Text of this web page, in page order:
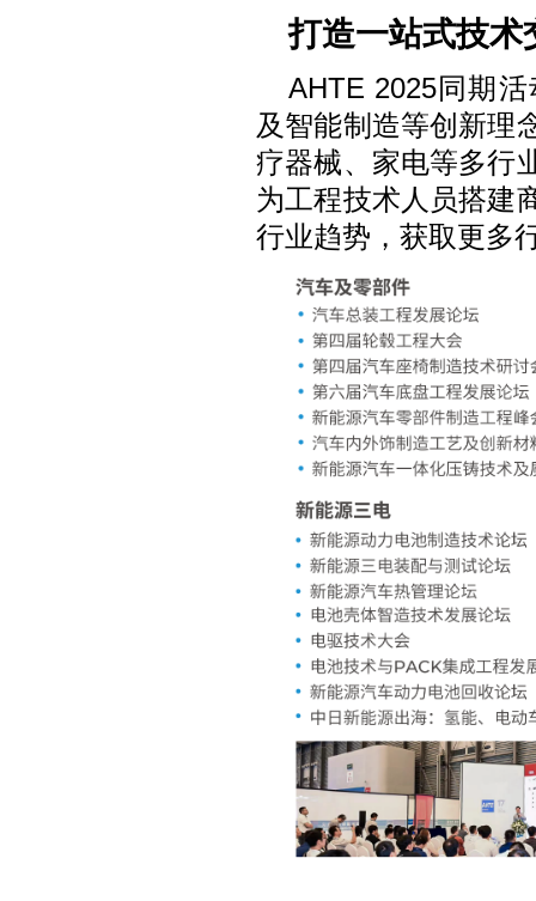
打造一站式技术
AHTE 2025同期
及智能制造等创新理
疗器械、家电等多行
为工程技术人员搭建
行业趋势，获取更多